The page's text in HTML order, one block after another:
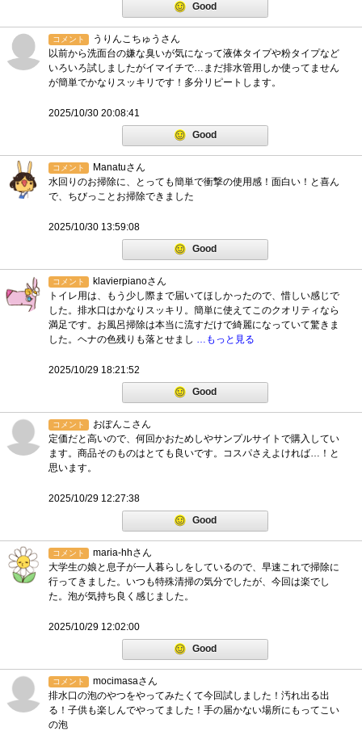
Good
コメント
うりんこちゅうさん
以前から洗面台の嫌な臭いが気になって液体タイプや粉タイプなど
いろいろ試しましたがイマイチで…まだ排水管用しか使ってません
が簡単でかなりスッキリです！多分リピートします。
2025/10/30 20:08:41
Good
コメント
Manatuさん
水回りのお掃除に、とっても簡単で衝撃の使用感！面白い！と喜ん
で、ちびっことお掃除できました
2025/10/30 13:59:08
Good
コメント
klavierpianoさん
トイレ用は、もう少し際まで届いてほしかったので、惜しい感じで
した。排水口はかなりスッキリ。簡単に使えてこのクオリティなら
満足です。お風呂掃除は本当に流すだけで綺麗になっていて驚きま
した。ヘナの色残りも落とせまし …もっと見る
2025/10/29 18:21:52
Good
コメント
おぽんこさん
定価だと高いので、何回かおためしやサンプルサイトで購入してい
ます。商品そのものはとても良いです。コスパさえよければ…！と
思います。
2025/10/29 12:27:38
Good
コメント
maria-hhさん
大学生の娘と息子が一人暮らしをしているので、早速これで掃除に
行ってきました。いつも特殊清掃の気分でしたが、今回は楽でし
た。泡が気持ち良く感じました。
2025/10/29 12:02:00
Good
コメント
mocimasaさん
排水口の泡のやつをやってみたくて今回試しました！汚れ出る出
る！子供も楽しんでやってました！手の届かない場所にもってこい
の泡